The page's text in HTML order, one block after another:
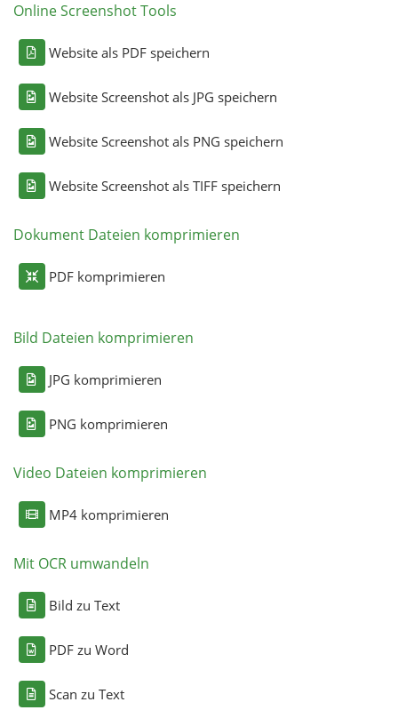
Online Screenshot Tools
Website als PDF speichern
Website Screenshot als JPG speichern
Website Screenshot als PNG speichern
Website Screenshot als TIFF speichern
Dokument Dateien komprimieren
PDF komprimieren
Bild Dateien komprimieren
JPG komprimieren
PNG komprimieren
Video Dateien komprimieren
MP4 komprimieren
Mit OCR umwandeln
Bild zu Text
PDF zu Word
Scan zu Text